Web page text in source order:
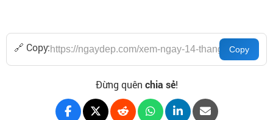
🔗 Copy:
Đừng quên chia sẻ!